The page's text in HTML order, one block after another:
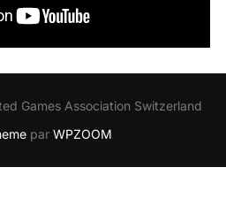
Games Association Switzerland
par WPZOOM